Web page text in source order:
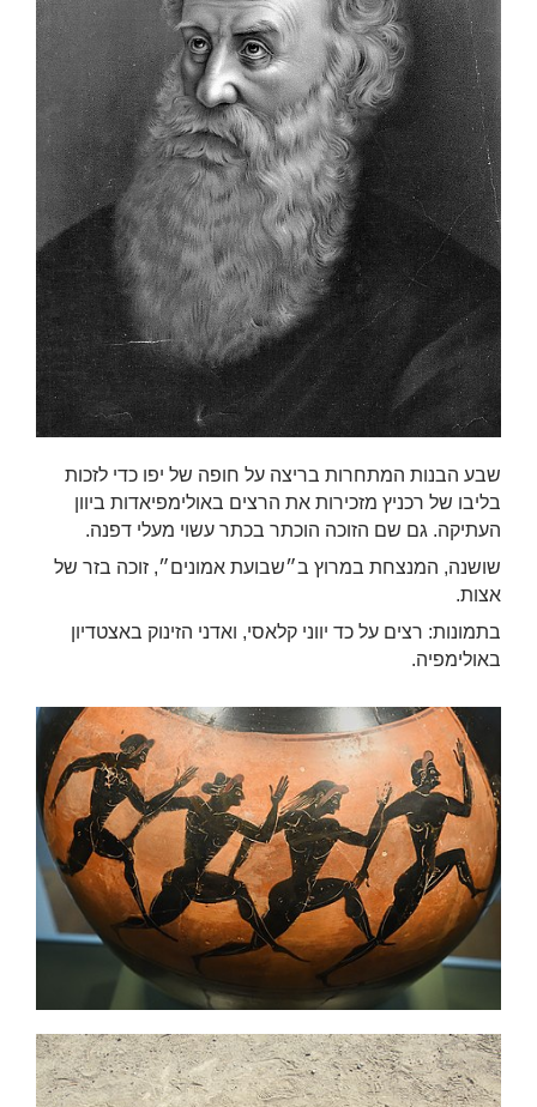
שבע הבנות המתחרות בריצה על חופה של יפו כדי לזכות
בליבו של רכניץ מזכירות את הרצים באולימפיאדות ביוון
העתיקה. גם שם הזוכה הוכתר בכתר עשוי מעלי דפנה.
שושנה, המנצחת במרוץ ב״שבועת אמונים״, זוכה בזר של
אצות.
בתמונות: רצים על כד יווני קלאסי, ואדני הזינוק באצטדיון
באולימפיה.